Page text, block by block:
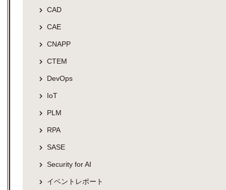
CAD
CAE
CNAPP
CTEM
DevOps
IoT
PLM
RPA
SASE
Security for AI
イベントレポート